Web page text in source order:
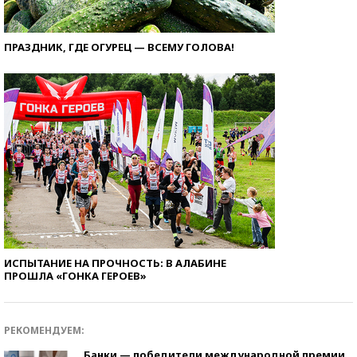
ПРАЗДНИК, ГДЕ ОГУРЕЦ — ВСЕМУ ГОЛОВА!
ИСПЫТАНИЕ НА ПРОЧНОСТЬ: В АЛАБИНЕ
ПРОШЛА «ГОНКА ГЕРОЕВ»
РЕКОМЕНДУЕМ: